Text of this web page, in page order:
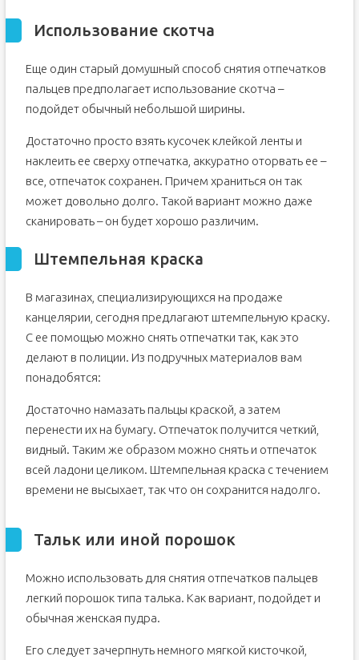
Использование скотча
Еще один старый домушный способ снятия отпечатков
пальцев предполагает использование скотча –
подойдет обычный небольшой ширины.
Достаточно просто взять кусочек клейкой ленты и
наклеить ее сверху отпечатка, аккуратно оторвать ее –
все, отпечаток сохранен. Причем храниться он так
может довольно долго. Такой вариант можно даже
сканировать – он будет хорошо различим.
Штемпельная краска
В магазинах, специализирующихся на продаже
канцелярии, сегодня предлагают штемпельную краску.
С ее помощью можно снять отпечатки так, как это
делают в полиции. Из подручных материалов вам
понадобятся:
Достаточно намазать пальцы краской, а затем
перенести их на бумагу. Отпечаток получится четкий,
видный. Таким же образом можно снять и отпечаток
всей ладони целиком. Штемпельная краска с течением
времени не высыхает, так что он сохранится надолго.
Тальк или иной порошок
Можно использовать для снятия отпечатков пальцев
легкий порошок типа талька. Как вариант, подойдет и
обычная женская пудра.
Его следует зачерпнуть немного мягкой кисточкой,